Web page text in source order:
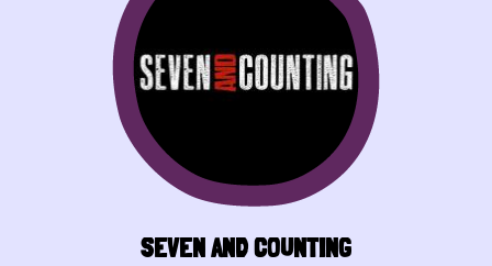
SEVEN AND COUNTING